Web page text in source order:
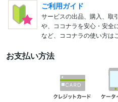
ご利用ガイド
サービスの出品、購入、取
や、ココナラを安心・安全
など、ココナラの使い方は
お支払い方法